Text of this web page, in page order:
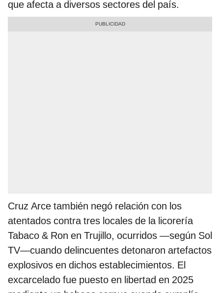
que afecta a diversos sectores del país.
Cruz Arce también negó relación con los
atentados contra tres locales de la licorería
Tabaco & Ron en Trujillo, ocurridos —según Sol
TV—cuando delincuentes detonaron artefactos
explosivos en dichos establecimientos. El
excarcelado fue puesto en libertad en 2025